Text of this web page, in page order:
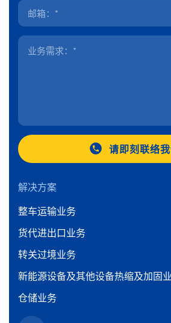
请即刻联络
解决方案
整车运输业务
货代进出口业务
转关过境业务
新能源设备及其他设备热缩及加固
仓储业务